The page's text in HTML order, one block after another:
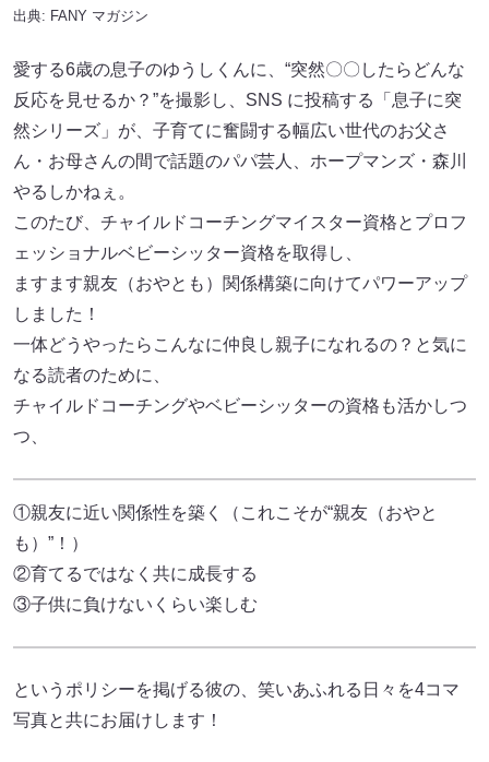
出典: FANY マガジン
愛する6歳の息子のゆうしくんに、“突然〇〇したらどんな
反応を見せるか？”を撮影し、SNS に投稿する「息子に突
然シリーズ」が、子育てに奮闘する幅広い世代のお父さ
ん・お母さんの間で話題のパパ芸人、ホープマンズ・森川
やるしかねぇ。
このたび、チャイルドコーチングマイスター資格とプロフ
ェッショナルベビーシッター資格を取得し、
ますます親友（おやとも）関係構築に向けてパワーアップ
しました！
一体どうやったらこんなに仲良し親子になれるの？と気に
なる読者のために、
チャイルドコーチングやベビーシッターの資格も活かしつ
つ、
①親友に近い関係性を築く（これこそが“親友（おやと
も）”！）
②育てるではなく共に成長する
③子供に負けないくらい楽しむ
というポリシーを掲げる彼の、笑いあふれる日々を4コマ
写真と共にお届けします！